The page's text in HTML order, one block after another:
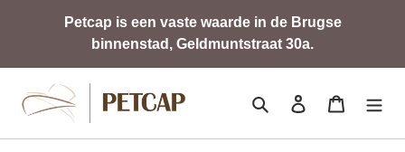
content
Petcap is een vaste waarde in de Brugse
binnenstad, Geldmuntstraat 30a.
Zoeken Aanmelden